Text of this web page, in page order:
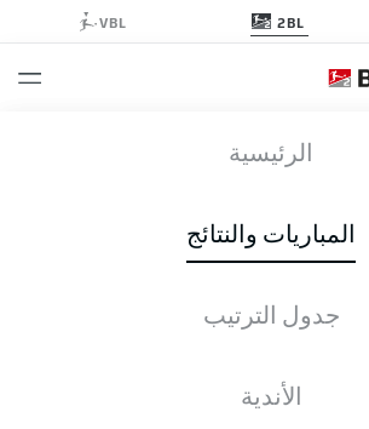
2BL
VBL
الرئيسية
المباريات والنتائج
جدول الترتيب
الأندية
2
1
الأخبار التشكيلات الإحصائيات